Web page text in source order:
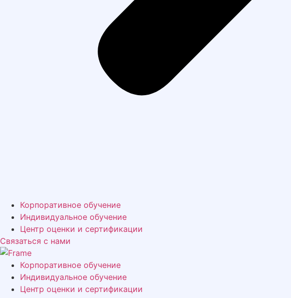
Корпоративное обучение
Индивидуальное обучение
Центр оценки и сертификации
Связаться с нами
Корпоративное обучение
Индивидуальное обучение
Центр оценки и сертификации